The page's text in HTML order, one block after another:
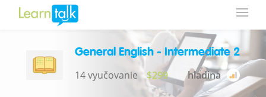
General English - Intermediate 2
14 vyučovanie $299 hladina